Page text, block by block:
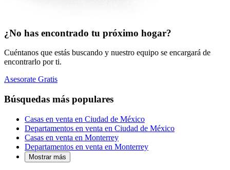
¿No has encontrado tu próximo hogar?
Cuéntanos que estás buscando y nuestro equipo se encargará de
encontrarlo por ti.
Asesorate Gratis
Búsquedas más populares
Casas en venta en Ciudad de México
Departamentos en venta en Ciudad de México
Casas en venta en Monterrey
Departamentos en venta en Monterrey
Mostrar más